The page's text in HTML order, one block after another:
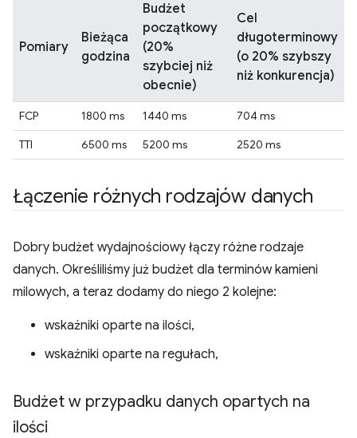
Pomiary
Bieżąca
godzina
Budżet
początkowy
(20%
szybciej niż
obecnie)
Cel
długoterminowy
(o 20% szybszy
niż konkurencja)
FCP 1800 ms 1440 ms
704 ms
TTI
6500 ms 5200 ms 2520 ms
Łączenie różnych rodzajów danych
Dobry budżet wydajnościowy łączy różne rodzaje
danych. Określiliśmy już budżet dla terminów kamieni
milowych, a teraz dodamy do niego 2 kolejne:
wskaźniki oparte na ilości,
wskaźniki oparte na regułach,
Budżet w przypadku danych opartych na
ilości